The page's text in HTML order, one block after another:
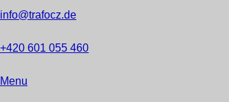
info@trafocz.de
+420 601 055 460
Menu